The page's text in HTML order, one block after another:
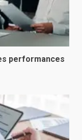
performances